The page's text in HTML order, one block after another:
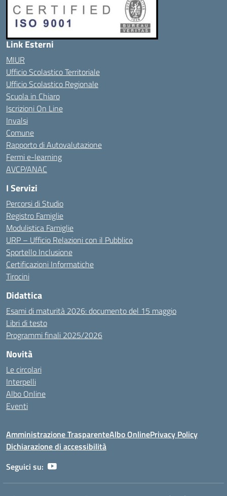
Link Esterni
MIUR
Ufficio Scolastico Territoriale
Ufficio Scolastico Regionale
Scuola in Chiaro
Iscrizioni On Line
Invalsi
Comune
Rapporto di Autovalutazione
Fermi e-learning
AVCP/ANAC
I Servizi
Percorsi di Studio
Registro Famiglie
Modulistica Famiglie
URP – Ufficio Relazioni con il Pubblico
Sportello Inclusione
Certificazioni Informatiche
Tirocini
Didattica
Esami di maturità 2026: documento del 15 maggio
Libri di testo
Programmi finali 2025/2026
Novità
Le circolari
Interpelli
Albo Online
Eventi
Amministrazione TrasparenteAlbo OnlinePrivacy Policy
Dichiarazione di accessibilità
Seguici su: